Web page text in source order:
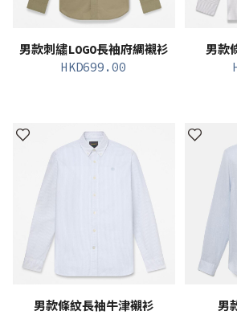
男款刺繡LOGO長袖府綢襯衫
HKD699.00
男款
男款條紋長袖牛津襯衫
男